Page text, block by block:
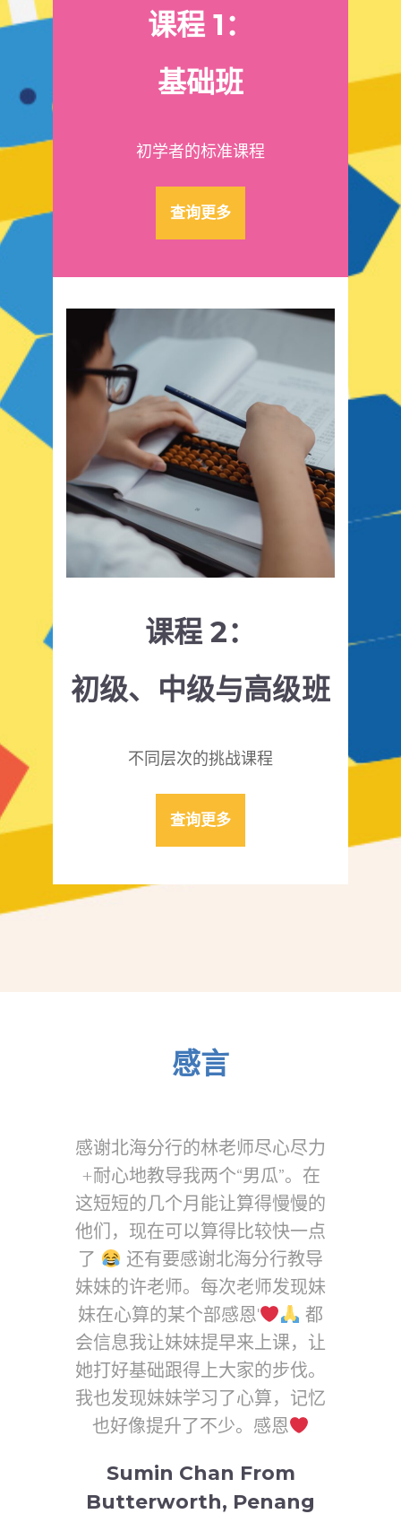
课程 1：
基础班
初学者的标准课程
查询更多
课程 2：
初级、中级与高级班
不同层次的挑战课程
查询更多
感言
感谢北海分行的林老师尽心尽力
+耐心地教导我两个“男瓜”。在
这短短的几个月能让算得慢慢的
他们，现在可以算得比较快一点
了
还有要感谢北海分行教导
妹妹的许老师。每次老师发现妹
妹在心算的某个部感恩'
都
会信息我让妹妹提早来上课，让
她打好基础跟得上大家的步伐。
我也发现妹妹学习了心算，记忆
也好像提升了不少。感恩
Sumin Chan From
Butterworth, Penang